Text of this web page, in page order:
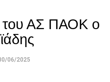
του ΑΣ ΠΑΟΚ ο
06/2025